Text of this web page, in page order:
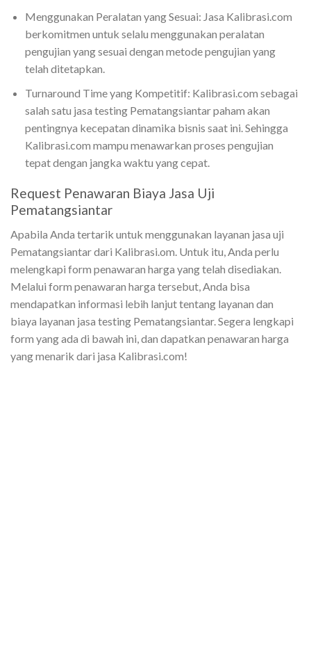
Menggunakan Peralatan yang Sesuai: Jasa Kalibrasi.com
berkomitmen untuk selalu menggunakan peralatan
pengujian yang sesuai dengan metode pengujian yang
telah ditetapkan.
Turnaround Time yang Kompetitif: Kalibrasi.com sebagai
salah satu jasa testing Pematangsiantar paham akan
pentingnya kecepatan dinamika bisnis saat ini. Sehingga
Kalibrasi.com mampu menawarkan proses pengujian
tepat dengan jangka waktu yang cepat.
Request Penawaran Biaya Jasa Uji
Pematangsiantar
Apabila Anda tertarik untuk menggunakan layanan jasa uji
Pematangsiantar dari Kalibrasi.om. Untuk itu, Anda perlu
melengkapi form penawaran harga yang telah disediakan.
Melalui form penawaran harga tersebut, Anda bisa
mendapatkan informasi lebih lanjut tentang layanan dan
biaya layanan jasa testing Pematangsiantar. Segera lengkapi
form yang ada di bawah ini, dan dapatkan penawaran harga
yang menarik dari jasa Kalibrasi.com!